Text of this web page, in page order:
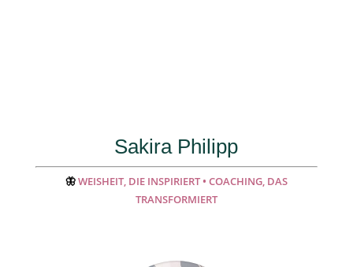
Sakira Philipp
🦋WEISHEIT, DIE INSPIRIERT • COACHING, DAS
TRANSFORMIERT